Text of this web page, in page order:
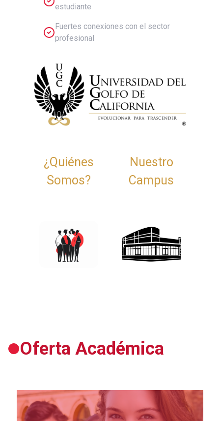
estudiante
Fuertes conexiones con el sector
profesional
¿Quiénes
Somos?
Nuestro
Campus
Oferta Académica